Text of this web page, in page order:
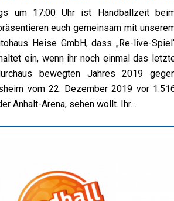
um 17:00 Uhr ist Handballzeit
euch gemeinsam mit
Heise GmbH, dass „Re-live-
ein, wenn ihr noch einmal das
bewegten Jahres 2019
vom 22. Dezember 2019 vor
Anhalt-Arena, sehen wollt. Ihr…